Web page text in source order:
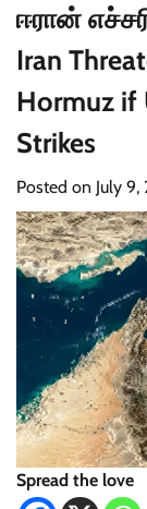
ஈரான்
Iran
Hormuz if
Strikes
Posted on July
Spread the love